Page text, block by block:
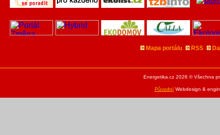
Mapa portálu RSS
Energetika.cz 2026 © Všechna
PůvodníWebdesign &